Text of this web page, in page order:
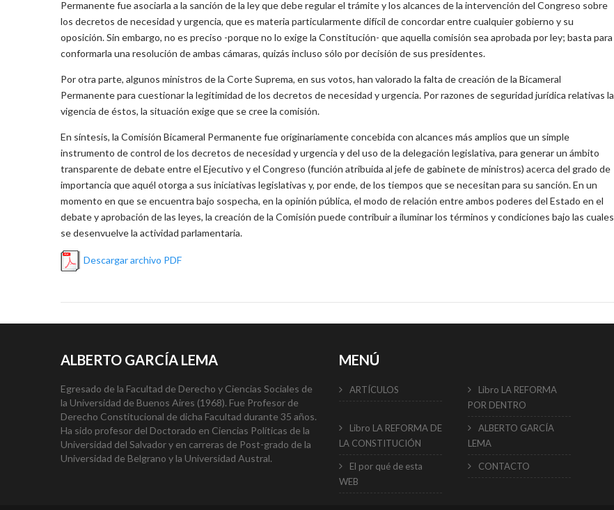
Permanente fue asociarla a la sanción de la ley que debe regular el trámite y los alcances de la intervención del Congreso sobre
los decretos de necesidad y urgencia, que es materia particularmente difícil de concordar entre cualquier gobierno y su
oposición. Sin embargo, no es preciso -porque no lo exige la Constitución- que aquella comisión sea aprobada por ley; basta para
conformarla una resolución de ambas cámaras, quizás incluso sólo por decisión de sus presidentes.
Por otra parte, algunos ministros de la Corte Suprema, en sus votos, han valorado la falta de creación de la Bicameral
Permanente para cuestionar la legitimidad de los decretos de necesidad y urgencia. Por razones de seguridad jurídica relativas la
vigencia de éstos, la situación exige que se cree la comisión.
En síntesis, la Comisión Bicameral Permanente fue originariamente concebida con alcances más amplios que un simple
instrumento de control de los decretos de necesidad y urgencia y del uso de la delegación legislativa, para generar un ámbito
transparente de debate entre el Ejecutivo y el Congreso (función atribuida al jefe de gabinete de ministros) acerca del grado de
importancia que aquél otorga a sus iniciativas legislativas y, por ende, de los tiempos que se necesitan para su sanción. En un
momento en que se encuentra bajo sospecha, en la opinión pública, el modo de relación entre ambos poderes del Estado en el
debate y aprobación de las leyes, la creación de la Comisión puede contribuir a iluminar los términos y condiciones bajo las cuales
se desenvuelve la actividad parlamentaria.
Descargar archivo PDF
ALBERTO GARCÍA LEMA
Egresado de la Facultad de Derecho y Ciencias Sociales de
la Universidad de Buenos Aires (1968). Fue Profesor de
Derecho Constitucional de dicha Facultad durante 35 años.
Ha sido profesor del Doctorado en Ciencias Políticas de la
Universidad del Salvador y en carreras de Post-grado de la
Universidad de Belgrano y la Universidad Austral.
MENÚ
ARTÍCULOS
Libro LA REFORMA
POR DENTRO
Libro LA REFORMA DE
LA CONSTITUCIÓN
ALBERTO GARCÍA
LEMA
El por qué de esta
WEB
CONTACTO